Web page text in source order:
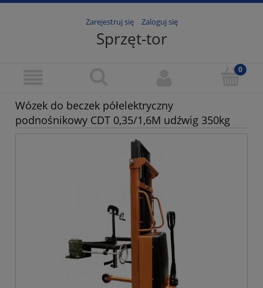
Zarejestruj się Zaloguj się
Sprzęt-tor
Wózek do beczek półelektryczny
podnośnikowy CDT 0,35/1,6M udźwig 350kg